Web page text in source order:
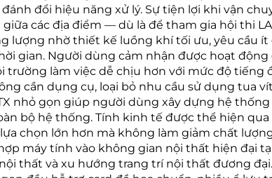
đổi hiệu năng xử lý. Sự tiện lợi khi vận
các địa điểm — dù là để tham gia hội thi
lượng nhờ thiết kế luồng khí tối ưu, yêu cầu
gian. Người dùng cảm nhận được hoạt
trường làm việc dễ chịu hơn với mức độ
cần dụng cụ, loại bỏ nhu cầu sử dụng tua
nhỏ gọn giúp người dùng xây dựng hệ
bộ hệ thống. Tính kinh tế được thể hiện
chọn lớn hơn mà không làm giảm chất
máy tính vào không gian nội thất hiện đại
thất và xu hướng trang trí nội thất đương